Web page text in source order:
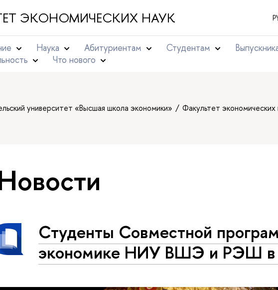
ЭКОНОМИЧЕСКИХ НАУК
Наука Абитуриентам Студентам
Что нового
университет «Высшая школа экономики» Факультет экономических
Студенты Совместной
экономике НИУ ВШЭ и РЭШ в